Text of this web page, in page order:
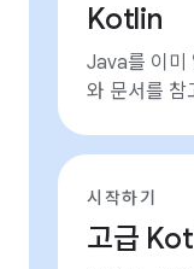
Kotlin
Java를 이미
와 문서를 참
시작하기
고급